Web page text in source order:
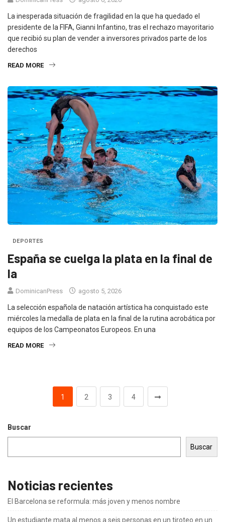
La inesperada situación de fragilidad en la que ha quedado el
presidente de la FIFA, Gianni Infantino, tras el rechazo mayoritario
que recibió su plan de vender a inversores privados parte de los
derechos
READ MORE
DEPORTES
España se cuelga la plata en la final de
la
DominicanPress agosto 5, 2026
La selección española de natación artística ha conquistado este
miércoles la medalla de plata en la final de la rutina acrobática por
equipos de los Campeonatos Europeos. En una
READ MORE
1 2 3 4
Buscar
Buscar
Noticias recientes
El Barcelona se reformula: más joven y menos nombre
Un estudiante mata al menos a seis personas en un tiroteo en un